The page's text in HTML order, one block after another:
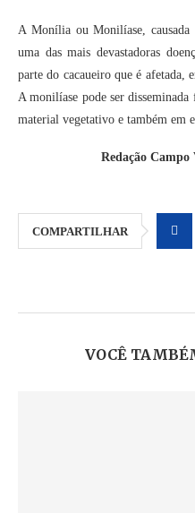
A Monília ou Monilíase,
uma das mais devastadoras
parte do cacaueiro que é afetada,
A monilíase pode ser
material vegetativo e também em
Redação Campo
COMPARTILHAR
VOCÊ